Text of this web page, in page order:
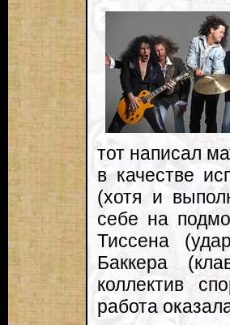
тот написал
в качестве
(хотя и
себе на
Тиссена
Баккера
коллектив
работа